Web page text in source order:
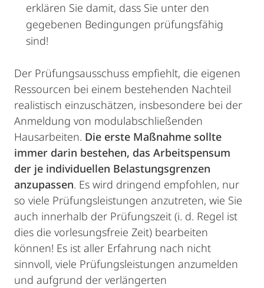
erklären Sie damit, dass Sie unter den
gegebenen Bedingungen prüfungsfähig
sind!
Der Prüfungsausschuss empfiehlt, die eigenen
Ressourcen bei einem bestehenden Nachteil
realistisch einzuschätzen, insbesondere bei der
Anmeldung von modulabschließenden
Hausarbeiten. Die erste Maßnahme sollte
immer darin bestehen, das Arbeitspensum
der je individuellen Belastungsgrenzen
anzupassen. Es wird dringend empfohlen, nur
so viele Prüfungsleistungen anzutreten, wie Sie
auch innerhalb der Prüfungszeit (i. d. Regel ist
dies die vorlesungsfreie Zeit) bearbeiten
können! Es ist aller Erfahrung nach nicht
sinnvoll, viele Prüfungsleistungen anzumelden
und aufgrund der verlängerten